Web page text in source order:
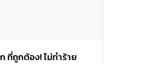
ที่ถูกต้อง! ไม่ทำร้าย